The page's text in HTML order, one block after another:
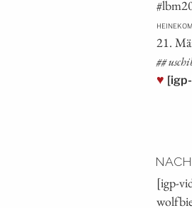
21.
##
♥
[igp-